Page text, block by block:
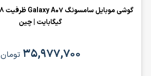
گیگابایت | چین
۳۵,۹۷۷,۷۰۰ تومان